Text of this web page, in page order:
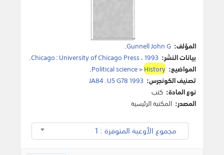
المؤلف: Gunnell John G
.
بيانات النشر:
Chicago:University of Chicago Press،1993
.
المواضيع:
Political science>History
.
تصنيف الكونجرس: JA84 .U5 G78 1993
نوع المادة: كتب
المصدر: المكتبة الرئيسية
مجموع الأوعية المتوفرة : 1